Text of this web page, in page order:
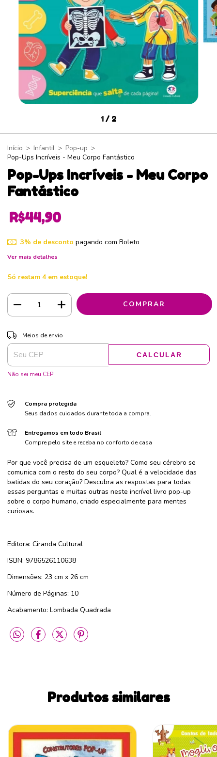
1 / 2
Início > Infantil > Pop-up >
Pop-Ups Incríveis - Meu Corpo Fantástico
Pop-Ups Incríveis - Meu Corpo
Fantástico
R$44,90
3% de desconto pagando com Boleto
Ver mais detalhes
Só restam 4em estoque!
Entregas para o CEP:
Meios de envio
CALCULAR
Não sei meu CEP
Compra protegida
Seus dados cuidados durante toda a compra.
Entregamos em todo Brasil
Compre pelo site e receba no conforto de casa
Por que você precisa de um esqueleto? Como seu cérebro se
comunica com o resto do seu corpo? Qual é a velocidade das
batidas do seu coração? Descubra as respostas para todas
essas perguntas e muitas outras neste incrível livro pop-up
sobre o corpo humano, criado especialmente para mentes
curiosas.
Editora: Ciranda Cultural
ISBN: 9786526110638
Dimensões: 23 cm x 26 cm
Número de Páginas: 10
Acabamento: Lombada Quadrada
Produtos similares